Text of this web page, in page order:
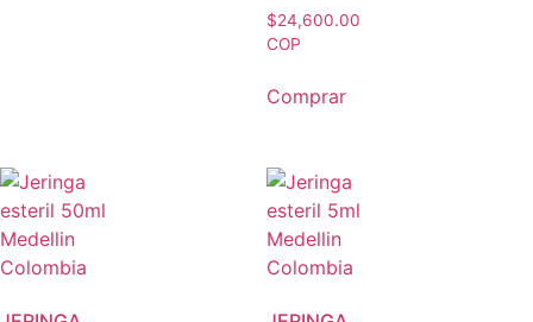
$24,600.00
COP
Comprar